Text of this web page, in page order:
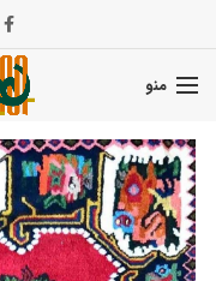
منو